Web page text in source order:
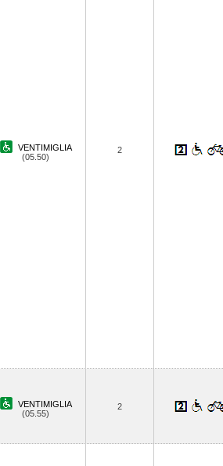
VENTIMIGLIA
(05.50)
2
VENTIMIGLIA
(05.55)
2